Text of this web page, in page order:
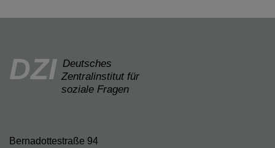
DZI Deutsches
Zentralinstitut für
soziale Fragen
Bernadottestraße 94